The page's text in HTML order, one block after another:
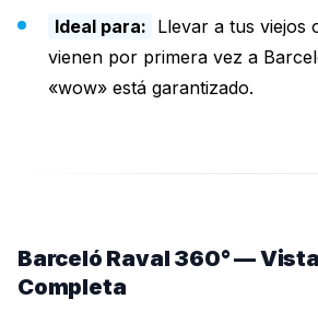
Ideal para: Llevar a tus viejos
vienen por primera vez a
«wow» está garantizado.
Barceló Raval 360° —
Completa